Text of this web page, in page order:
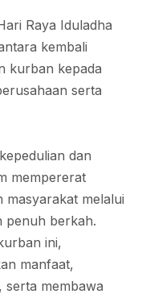
Raya Iduladha
kembali
kurban kepada
serta
dan
mempererat
masyarakat melalui
penuh berkah.
ini,
manfaat,
serta membawa